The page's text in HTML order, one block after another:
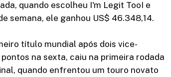
quando escolheu I'm Legit TooI e
semana, ele ganhou US$ 46.348,14.
título mundial após dois vice-
na sexta, caiu na primeira rodada
quando enfrentou um touro novato